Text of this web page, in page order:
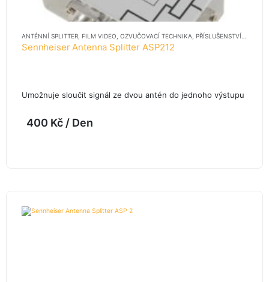
ANTÉNNÍ SPLITTER FILM VIDEO OZVUČOVACÍ TECHNIKA PŘÍSLUŠENSTVÍ
Sennheiser Antenna Splitter ASP212
Umožnuje sloučit signál ze dvou antén do jednoho výstupu
400 Kč / Den